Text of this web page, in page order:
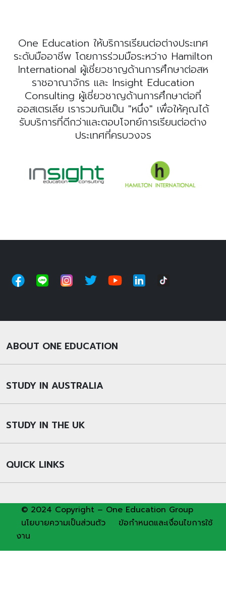
One Education ให้บริการเรียนต่อต่างประเทศ
ระดับมืออาชีพ โดยการร่วมมือระหว่าง Hamilton
International ผู้เชี่ยวชาญด้านการศึกษาต่อสห
ราชอาณาจักร และ Insight Education
Consulting ผู้เชี่ยวชาญด้านการศึกษาต่อที่
ออสเตรเลีย เรารวมกันเป็น "หนึ่ง" เพื่อให้คุณได้
รับบริการที่ดีกว่าและตอบโจทย์การเรียนต่อต่าง
ประเทศที่ครบวงจร
ABOUT ONE EDUCATION
STUDY IN AUSTRALIA
STUDY IN THE UK
QUICK LINKS
© 2024 Copyright – One Education Group
นโยบายความเป็นส่วนตัว
ข้อกำหนดและเงื่อนไขการใช้
งาน